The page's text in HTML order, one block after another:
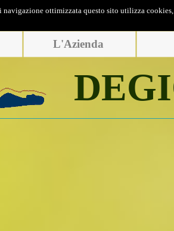
navigazione ottimizzata questo sito utilizza
L'Azienda